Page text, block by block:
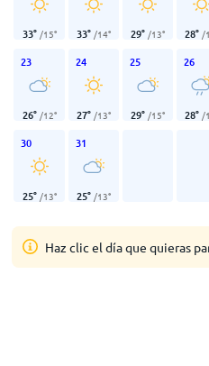
33° /15° 33° /14° 29° /13° 28° /
23
26° /12°
24
27° /13°
25
29° /15°
26
28° /
30
25° /13°
31
25° /13°
Haz clic el día que quieras